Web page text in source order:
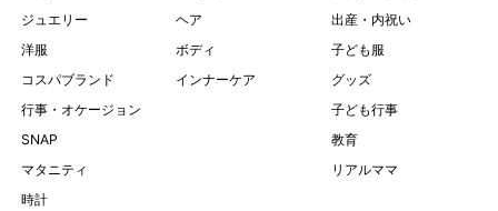
ジュエリー
洋服
コスパブランド
行事・オケージョン
SNAP
マタニティ
時計
ヘア
ボディ
インナーケア
出産・内祝い
子ども服
グッズ
子ども行事
教育
リアルママ